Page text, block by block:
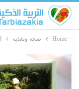
Home صحة وتغذية